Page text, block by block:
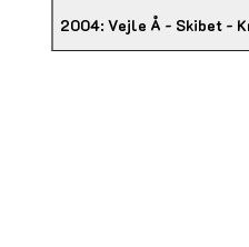
2004: Vejle Å - Skibet -